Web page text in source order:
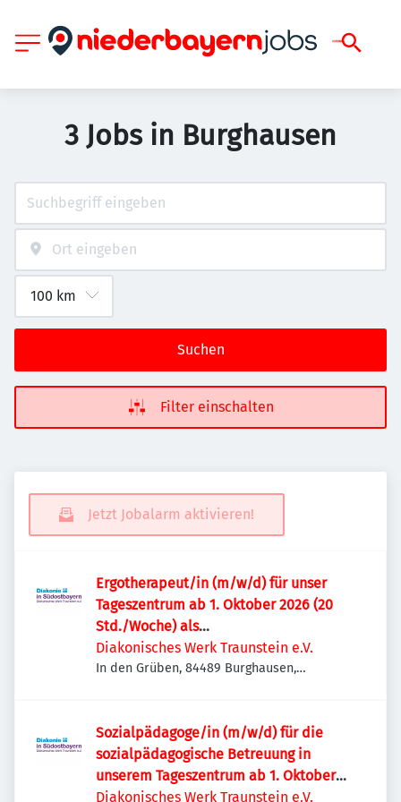
3 Jobs in Burghausen
Suchen
Filter einschalten
Jetzt Jobalarm aktivieren!
Ergotherapeut/in (m/w/d) für unser
Tageszentrum ab 1. Oktober 2026 (20
Std./Woche) als
Schwangerschaftsvertretung –
Burghausen
Diakonisches Werk Traunstein e.V.
In den Grüben, 84489 Burghausen,
Sozialpädagoge/in (m/w/d) für die
sozialpädagogische Betreuung in
unserem Tageszentrum ab 1. Oktober
2026 (20 Std./Woche) – Burghausen
Diakonisches Werk Traunstein e.V.